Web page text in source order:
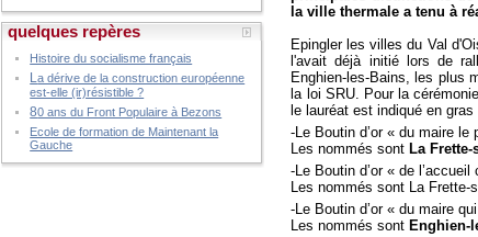
quelques repères
Histoire du socialisme français
La dérive de la construction européenne
est-elle (ir)résistible ?
80 ans du Front Populaire à Bezons
Ecole de formation de Maintenant la
Gauche
la ville thermale a tenu à
Epingler les villes du Val
l'avait déjà initié lors de
Enghien-les-Bains, les plus
la loi SRU. Pour la
le lauréat est indiqué en gras
-Le Boutin d’or « du maire le
Les nommés sontLa Frette-
-Le Boutin d’or « de
Les nommés sont La Frette-
-Le Boutin d’or « du maire
Les nommés sontEnghien-